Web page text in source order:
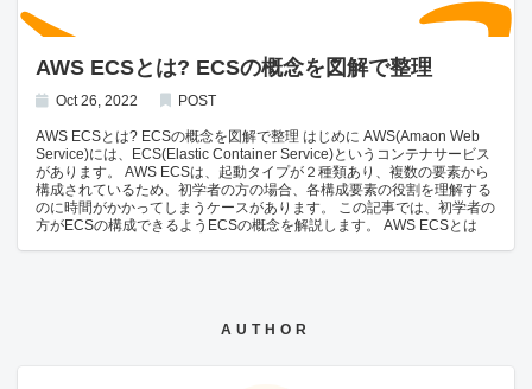
するためのSDKとランタイム「Microsoft Agent Framework」を発表し、
パブリックプレビューを開始されました。 概要：AutoGenとSemantic
として設計。 AutoGen＝Microsoft開発のA2A（Agent to Agent）連携用
フレームワーク。 Semantic Kernel＝Microsoft開発のエージェント内部
の機能・プラグイン・メモリ管理を担うフレームワーク。 今後の統合計
AWS ECSとは? ECSの概念を図解で整理
Oct 26, 2022 POST
AWS ECSとは? ECSの概念を図解で整理 はじめに AWS(Amaon Web
Service)には、ECS(Elastic Container Service)というコンテナサービス
があります。 AWS ECSは、起動タイプが２種類あり、複数の要素から
構成されているため、初学者の方の場合、各構成要素の役割を理解する
のに時間がかかってしまうケースがあります。 この記事では、初学者の
方がECSの構成できるようECSの概念を解説します。 AWS ECSとは
https://kubernetes.io/ja/docs/concepts/overview/what-is-kubernetes/
AUTHOR